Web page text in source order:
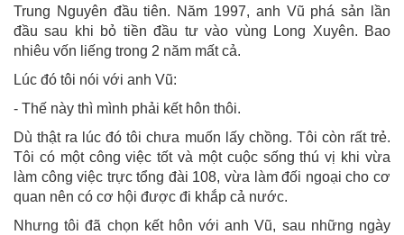
Trung Nguyên đầu tiên. Năm 1997, anh Vũ phá sản lần
đầu sau khi bỏ tiền đầu tư vào vùng Long Xuyên. Bao
nhiêu vốn liếng trong 2 năm mất cả.
Lúc đó tôi nói với anh Vũ:
- Thế này thì mình phải kết hôn thôi.
Dù thật ra lúc đó tôi chưa muốn lấy chồng. Tôi còn rất trẻ.
Tôi có một công việc tốt và một cuộc sống thú vị khi vừa
làm công việc trực tổng đài 108, vừa làm đối ngoại cho cơ
quan nên có cơ hội được đi khắp cả nước.
Nhưng tôi đã chọn kết hôn với anh Vũ, sau những ngày